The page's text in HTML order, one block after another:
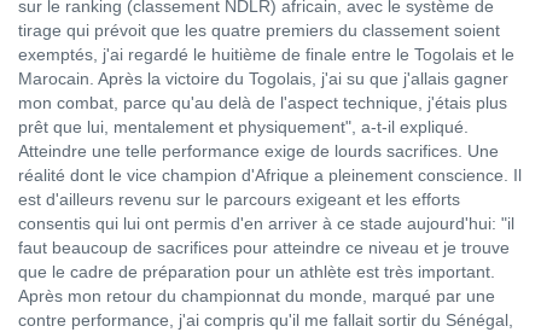
sur le ranking (classement NDLR) africain, avec le système de
tirage qui prévoit que les quatre premiers du classement soient
exemptés, j'ai regardé le huitième de finale entre le Togolais et le
Marocain. Après la victoire du Togolais, j'ai su que j'allais gagner
mon combat, parce qu'au delà de l'aspect technique, j'étais plus
prêt que lui, mentalement et physiquement", a-t-il expliqué.
Atteindre une telle performance exige de lourds sacrifices. Une
réalité dont le vice champion d'Afrique a pleinement conscience. Il
est d'ailleurs revenu sur le parcours exigeant et les efforts
consentis qui lui ont permis d'en arriver à ce stade aujourd'hui: "il
faut beaucoup de sacrifices pour atteindre ce niveau et je trouve
que le cadre de préparation pour un athlète est très important.
Après mon retour du championnat du monde, marqué par une
contre performance, j'ai compris qu'il me fallait sortir du Sénégal,